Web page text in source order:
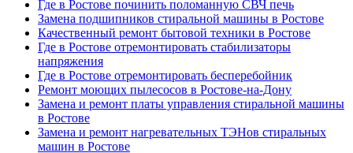
Где в Ростове починить поломанную СВЧ печь
Замена подшипников стиральной машины в Ростове
Качественный ремонт бытовой техники в Ростове
Где в Ростове отремонтировать стабилизаторы
напряжения
Где в Ростове отремонтировать бесперебойник
Ремонт моющих пылесосов в Ростове-на-Дону
Замена и ремонт платы управления стиральной машины
в Ростове
Замена и ремонт нагревательных ТЭНов стиральных
машин в Ростове